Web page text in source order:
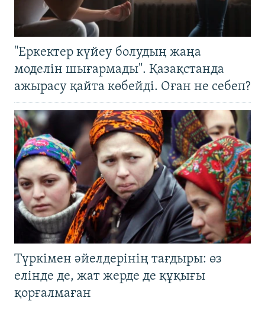
"Еркектер күйеу болудың жаңа
моделін шығармады". Қазақстанда
ажырасу қайта көбейді. Оған не себеп?
Түркімен әйелдерінің тағдыры: өз
елінде де, жат жерде де құқығы
қорғалмаған